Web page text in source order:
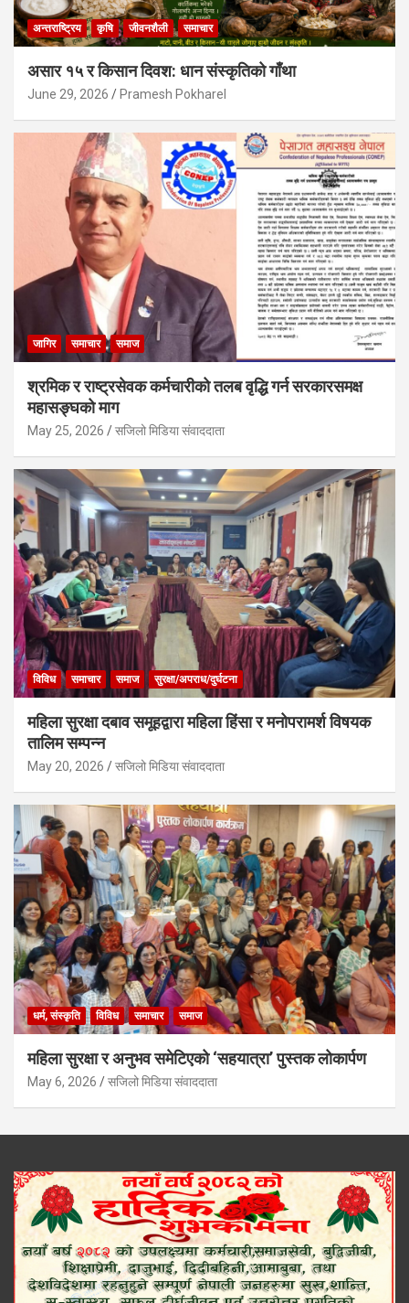
अन्तराष्ट्रिय कृषि जीवनशैली समाचार
असार १५ र किसान दिवश: धान संस्कृतिको गाँथा
June 29, 2026 Pramesh Pokharel
जागिर समाचार समाज
श्रमिक र राष्ट्रसेवक कर्मचारीको तलब वृद्धि गर्न सरकारसमक्ष
महासङ्घको माग
May 25, 2026 सजिलो मिडिया संवाददाता
विविध समाचार समाज सुरक्षा/अपराध/दुर्घटना
महिला सुरक्षा दबाव समूहद्वारा महिला हिंसा र मनोपरामर्श विषयक
तालिम सम्पन्न
May 20, 2026 सजिलो मिडिया संवाददाता
धर्म, संस्कृति विविध समाचार समाज
महिला सुरक्षा र अनुभव समेटिएको ‘सहयात्रा’ पुस्तक लोकार्पण
May 6, 2026 सजिलो मिडिया संवाददाता